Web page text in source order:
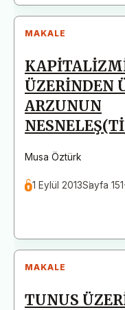
MAKALE
ÜZERİNDEN
ARZUNUN
Musa Öztürk
1 Eylül 2013Sayfa
MAKALE
TUNUS